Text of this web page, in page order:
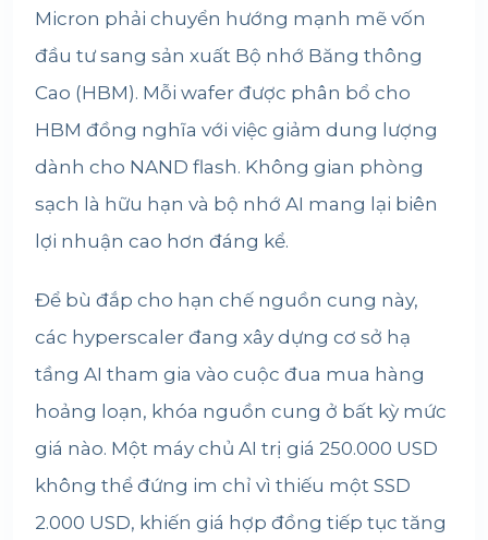
Micron phải chuyển hướng mạnh mẽ vốn
đầu tư sang sản xuất Bộ nhớ Băng thông
Cao (HBM). Mỗi wafer được phân bổ cho
HBM đồng nghĩa với việc giảm dung lượng
dành cho NAND flash. Không gian phòng
sạch là hữu hạn và bộ nhớ AI mang lại biên
lợi nhuận cao hơn đáng kể.
Để bù đắp cho hạn chế nguồn cung này,
các hyperscaler đang xây dựng cơ sở hạ
tầng AI tham gia vào cuộc đua mua hàng
hoảng loạn, khóa nguồn cung ở bất kỳ mức
giá nào. Một máy chủ AI trị giá 250.000 USD
không thể đứng im chỉ vì thiếu một SSD
2.000 USD, khiến giá hợp đồng tiếp tục tăng